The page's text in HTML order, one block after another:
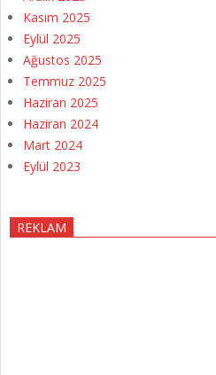
Kasım 2025
Eylül 2025
Ağustos 2025
Temmuz 2025
Haziran 2025
Haziran 2024
Mart 2024
Eylül 2023
REKLAM